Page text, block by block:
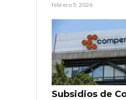
febrero 5, 2026
Subsidios de